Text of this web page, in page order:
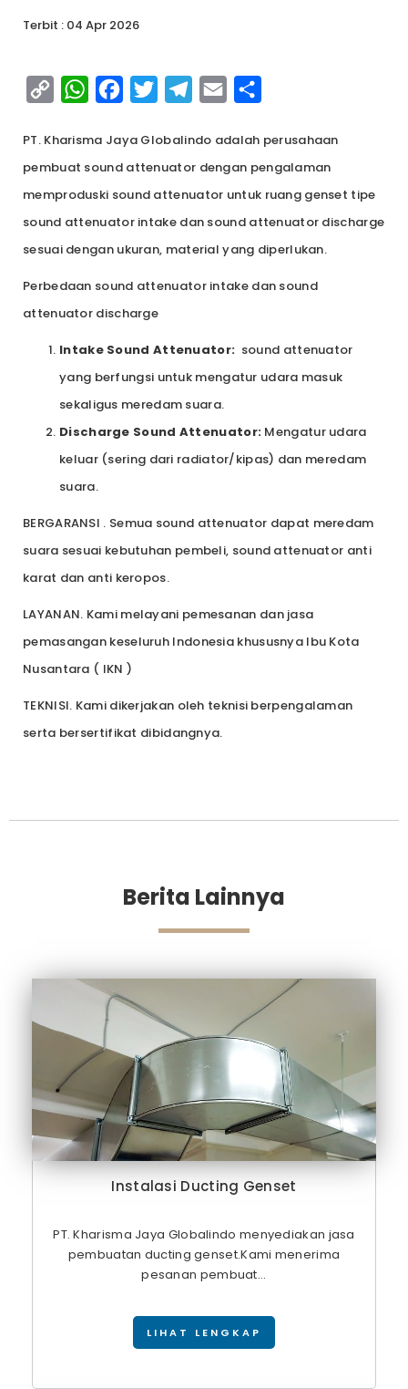
Terbit : 04 Apr 2026
Copy
WhatsApp
FacebookTwitterTelegram
Email
PT. Kharisma Jaya Globalindo adalah perusahaan
pembuat sound attenuator dengan pengalaman
memproduski sound attenuator untuk ruang genset tipe
sound attenuator intake dan sound attenuator discharge
sesuai dengan ukuran, material yang diperlukan.
Perbedaan sound attenuator intake dan sound
attenuator discharge
Intake Sound Attenuator: sound attenuator
yang berfungsi untuk mengatur udara masuk
sekaligus meredam suara.
Discharge Sound Attenuator: Mengatur udara
keluar (sering dari radiator/kipas) dan meredam
suara.
BERGARANSI . Semua sound attenuator dapat meredam
suara sesuai kebutuhan pembeli, sound attenuator anti
karat dan anti keropos.
LAYANAN. Kami melayani pemesanan dan jasa
pemasangan keseluruh Indonesia khususnya Ibu Kota
Nusantara ( IKN )
TEKNISI. Kami dikerjakan oleh teknisi berpengalaman
serta bersertifikat dibidangnya.
Berita Lainnya
Instalasi Ducting Genset
PT. Kharisma Jaya Globalindo menyediakan jasa
pembuatan ducting genset.Kami menerima
pesanan pembuat...
LIHAT LENGKAP